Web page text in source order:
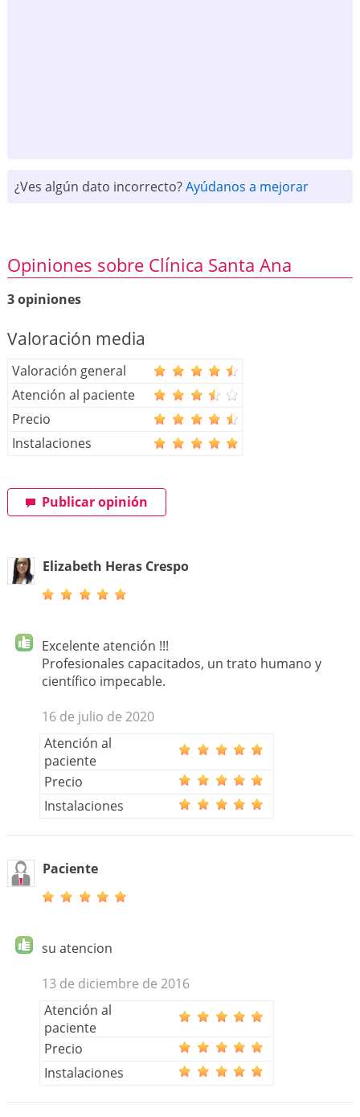
¿Ves algún dato incorrecto?Ayúdanos a mejorar
Opiniones sobre Clínica Santa Ana
3 opiniones
Valoración media
Valoración general
Atención al paciente
Precio
Instalaciones
Publicar opinión
Elizabeth Heras Crespo
Excelente atención !!!
Profesionales capacitados, un trato humano y
científico impecable.
16 de julio de 2020
Atención al
paciente
Precio
Instalaciones
Paciente
su atencion
13 de diciembre de 2016
Atención al
paciente
Precio
Instalaciones